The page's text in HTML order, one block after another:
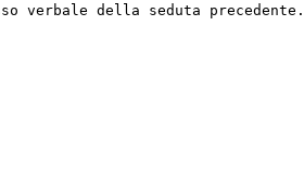
verbale della seduta precedente.